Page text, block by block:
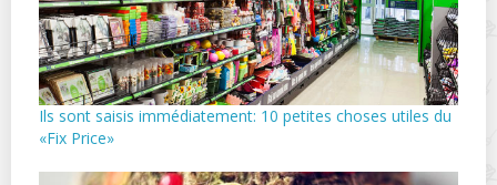
Ils sont saisis immédiatement: 10 petites choses utiles du
«Fix Price»